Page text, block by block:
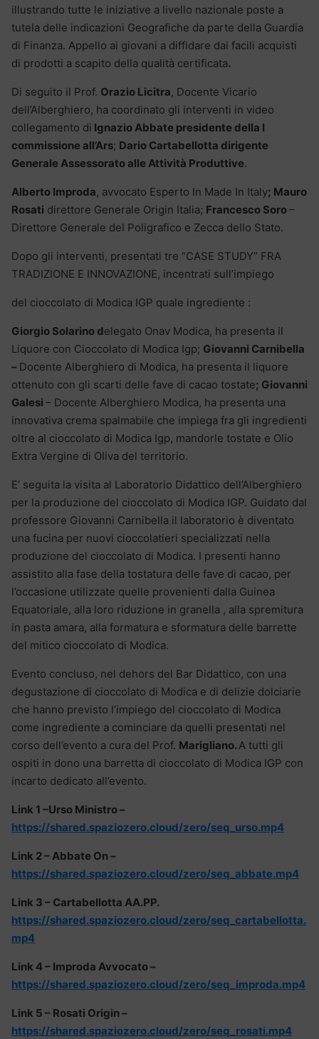
illustrando tutte le iniziative a livello nazionale poste a
tutela delle indicazioni Geografiche da parte della Guardia
di Finanza. Appello ai giovani a diffidare dai facili acquisti
di prodotti a scapito della qualità certificata.
Di seguito il Prof. Orazio Licitra, Docente Vicario
dell’Alberghiero, ha coordinato gli interventi in video
collegamento di Ignazio Abbate presidente della I
commissione all’Ars; Dario Cartabellotta dirigente
Generale Assessorato alle Attività Produttive.
Alberto Improda, avvocato Esperto In Made In Italy; Mauro
Rosati direttore Generale Origin Italia; Francesco Soro–
Direttore Generale del Poligrafico e Zecca dello Stato.
Dopo gli interventi, presentati tre “CASE STUDY” FRA
TRADIZIONE E INNOVAZIONE, incentrati sull’impiego
del cioccolato di Modica IGP quale ingrediente :
Giorgio Solarino delegato Onav Modica, ha presenta il
Liquore con Cioccolato di Modica Igp; Giovanni Carnibella
– Docente Alberghiero di Modica, ha presenta il liquore
ottenuto con gli scarti delle fave di cacao tostate; Giovanni
Galesi – Docente Alberghiero Modica, ha presenta una
innovativa crema spalmabile che impiega fra gli ingredienti
oltre al cioccolato di Modica Igp, mandorle tostate e Olio
Extra Vergine di Oliva del territorio.
E’ seguita la visita al Laboratorio Didattico dell’Alberghiero
per la produzione del cioccolato di Modica IGP. Guidato dal
professore Giovanni Carnibella il laboratorio è diventato
una fucina per nuovi cioccolatieri specializzati nella
produzione del cioccolato di Modica. I presenti hanno
assistito alla fase della tostatura delle fave di cacao, per
l’occasione utilizzate quelle provenienti dalla Guinea
Equatoriale, alla loro riduzione in granella , alla spremitura
in pasta amara, alla formatura e sformatura delle barrette
del mitico cioccolato di Modica.
Evento concluso, nel dehors del Bar Didattico, con una
degustazione di cioccolato di Modica e di delizie dolciarie
che hanno previsto l’impiego del cioccolato di Modica
come ingrediente a cominciare da quelli presentati nel
corso dell’evento a cura del Prof. Marigliano.A tutti gli
ospiti in dono una barretta di cioccolato di Modica IGP con
incarto dedicato all’evento.
Link 1 –Urso Ministro –
https://shared.spaziozero.cloud/zero/seq_urso.mp4
Link 2 – Abbate On –
https://shared.spaziozero.cloud/zero/seq_abbate.mp4
Link 3 – Cartabellotta AA.PP.
https://shared.spaziozero.cloud/zero/seq_cartabellotta.
mp4
Link 4 – Improda Avvocato –
https://shared.spaziozero.cloud/zero/seq_improda.mp4
Link 5 – Rosati Origin –
https://shared.spaziozero.cloud/zero/seq_rosati.mp4